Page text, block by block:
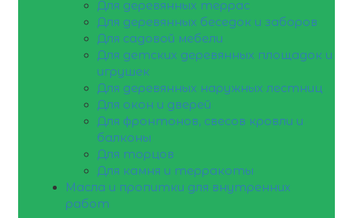
Для деревянных террас
Для деревянных беседок и заборов
Для садовой мебели
Для детских деревянных площадок и
игрушек
Для деревянных наружных лестниц
Для окон и дверей
Для фронтонов, свесов кровли и
балконы
Для торцов
Для камня и терракоты
Масла и пропитки для внутренних
работ